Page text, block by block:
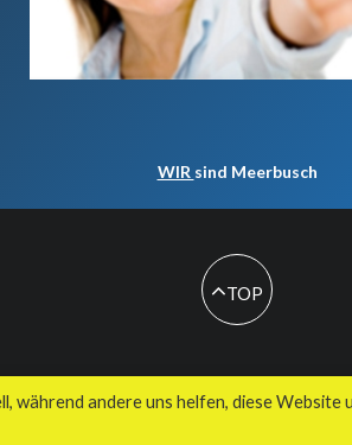
WIR sind Meerbusch
TOP
während andere uns helfen, diese Website